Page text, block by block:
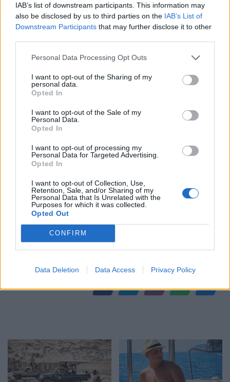
IAB’s list of downstream participants. This information may
also be disclosed by us to third parties on the IAB’s List of
Downstream Participants that may further disclose it to other
Personal Data Processing Opt Outs
I want to opt-out of the Sharing of my
personal data.
Opted In
I want to opt-out of the Sale of my
Personal Data.
Opted In
I want to opt-out of processing my
Personal Data for Targeted Advertising.
Opted In
I want to opt-out of Collection, Use,
Retention, Sale, and/or Sharing of my
Personal Data that Is Unrelated with the
Purposes for which it was collected.
Opted Out
CONFIRM
Data Deletion Data Access Privacy Policy
pëson i moshuari në
Shtuarmë19.08.2023 09:57